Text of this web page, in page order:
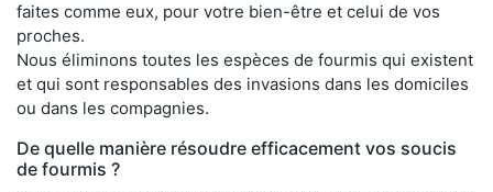
faites comme eux, pour votre bien-être et celui de vos
proches.
Nous éliminons toutes les espèces de fourmis qui existent
et qui sont responsables des invasions dans les domiciles
ou dans les compagnies.
De quelle manière résoudre efficacement vos soucis
de fourmis ?